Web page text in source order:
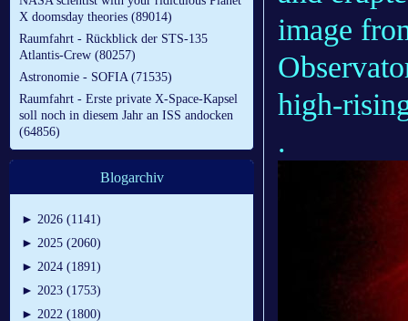
X doomsday theories (89014)
Raumfahrt - Rückblick der STS-135
Atlantis-Crew (80257)
Astronomie - SOFIA (71535)
Raumfahrt - Erste private X-Space-Kapsel
soll noch in diesem Jahr an ISS andocken
(64856)
Blogarchiv
► 2026 (1141)
► 2025 (2060)
► 2024 (1891)
► 2023 (1753)
► 2022 (1800)
image
high-
.